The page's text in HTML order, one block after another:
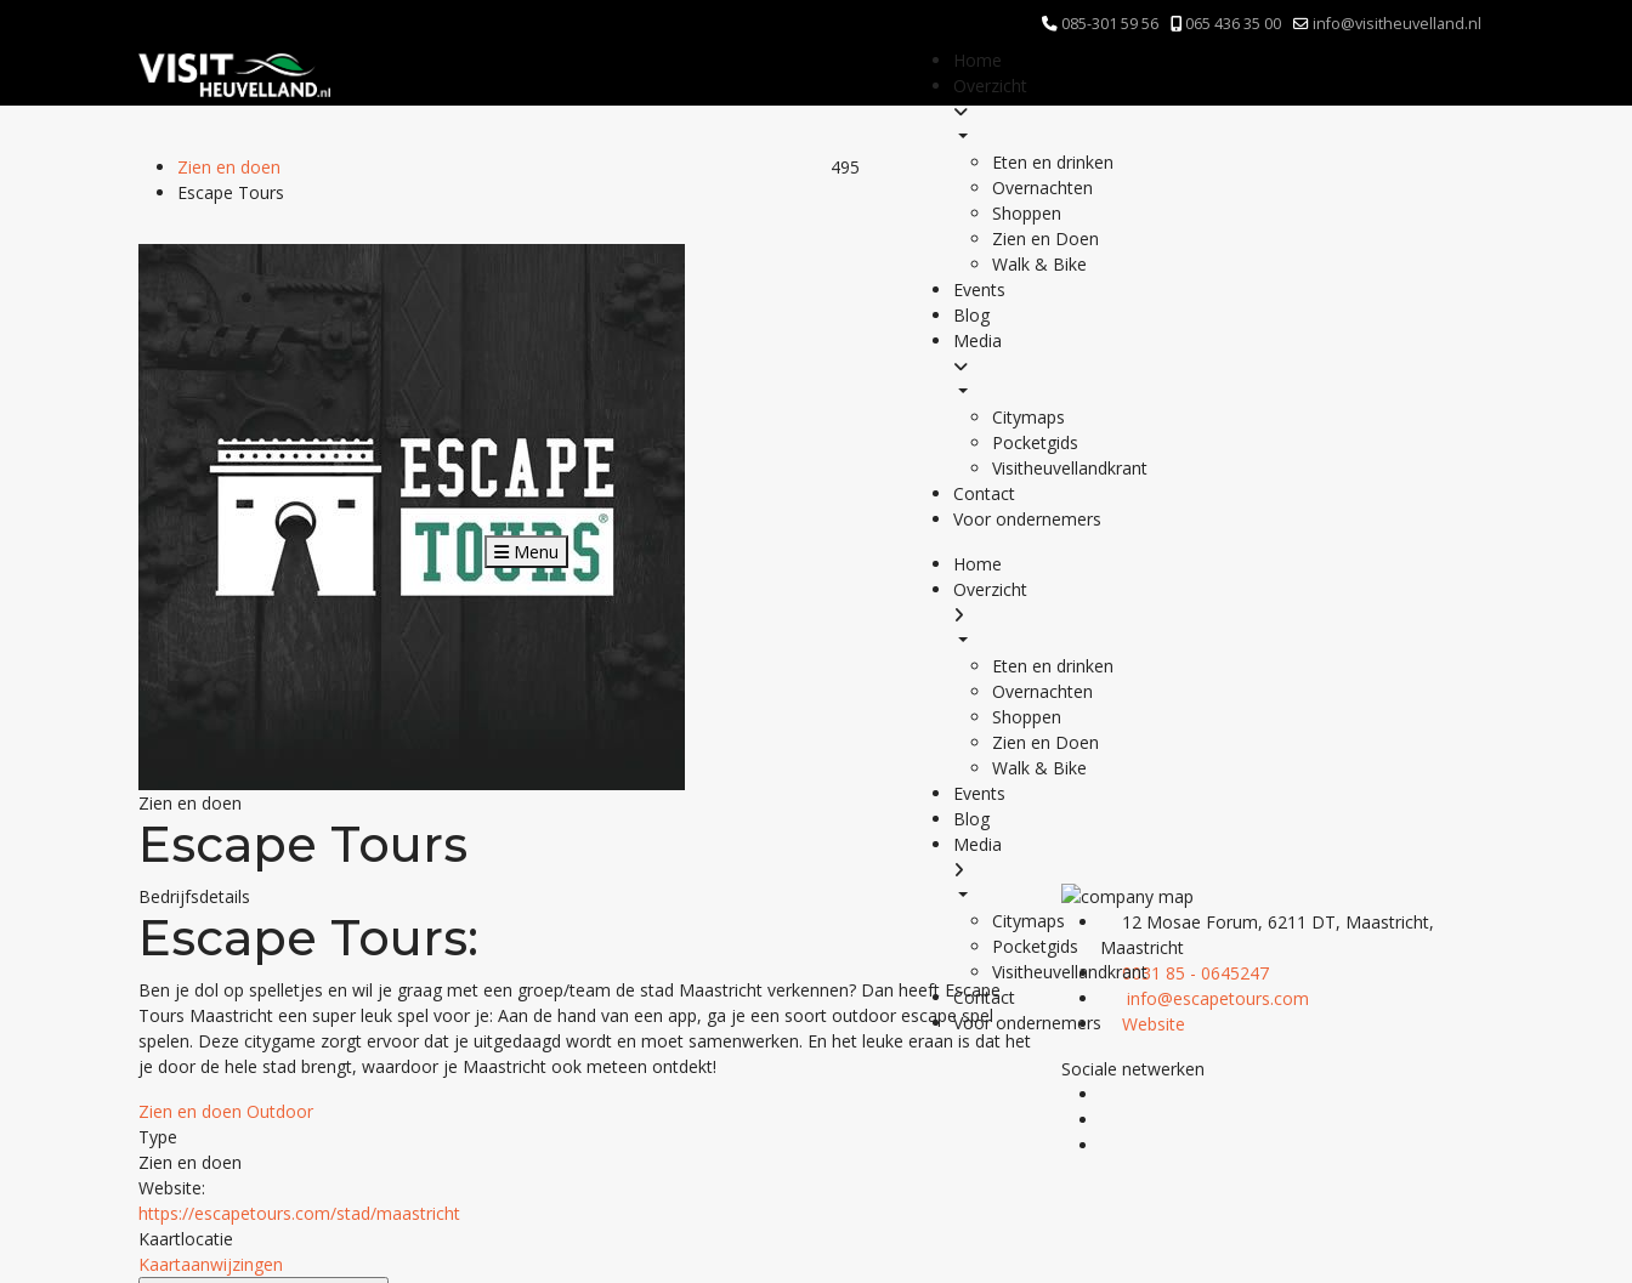
085-301 59 56 065 436 35 00 info@visitheuvelland.nl
Menu
Home
Overzicht
Eten en drinken
Overnachten
Shoppen
Zien en Doen
Walk & Bike
Events
Blog
Media
Citymaps
Pocketgids
Visitheuvellandkrant
Contact
Voor ondernemers
Home
Overzicht
Eten en drinken
Overnachten
Shoppen
Zien en Doen
Walk & Bike
Events
Blog
Media
Citymaps
Pocketgids
Visitheuvellandkrant
Contact
Voor ondernemers
Zien en doen
Escape Tours
495
Zien en doen
Escape Tours
Bedrijfsdetails
Escape Tours:
Ben je dol op spelletjes en wil je graag met een groep/team de stad Maastricht verkennen? Dan heeft Escape
Tours Maastricht een super leuk spel voor je: Aan de hand van een app, ga je een soort outdoor escape spel
spelen. Deze citygame zorgt ervoor dat je uitgedaagd wordt en moet samenwerken. En het leuke eraan is dat het
je door de hele stad brengt, waardoor je Maastricht ook meteen ontdekt!
Zien en doen Outdoor
Type
Zien en doen
Website:
https://escapetours.com/stad/maastricht
Kaartlocatie
Kaartaanwijzingen
12 Mosae Forum, 6211 DT, Maastricht,
Maastricht
0031 85 - 0645247
info@escapetours.com
Website
Sociale netwerken